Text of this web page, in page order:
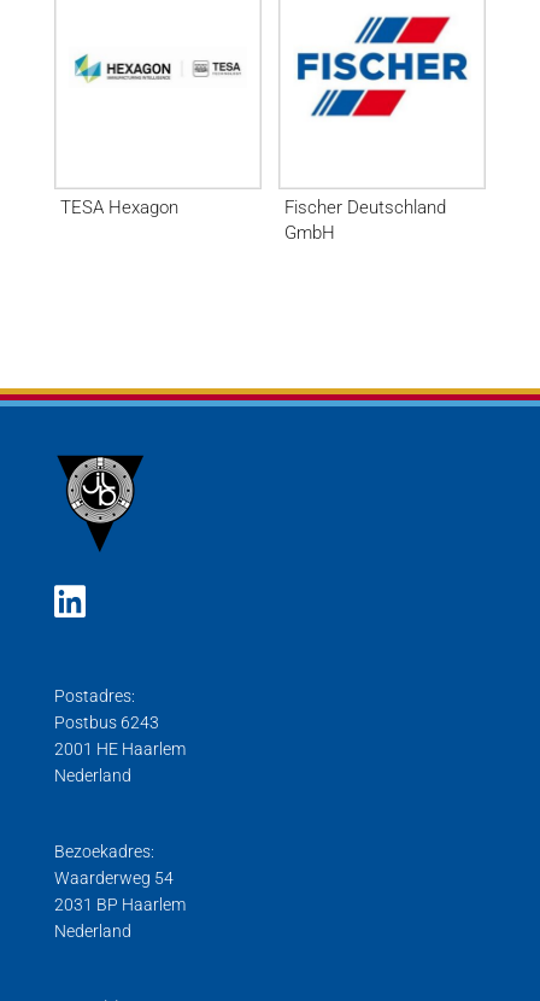
TESA Hexagon
Fischer Deutschland
GmbH
Postadres:
Postbus 6243
2001 HE Haarlem
Nederland
Bezoekadres:
Waarderweg 54
2031 BP Haarlem
Nederland